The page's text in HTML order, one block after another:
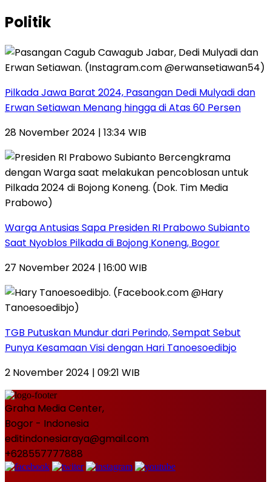
Politik
Pilkada Jawa Barat 2024, Pasangan Dedi Mulyadi dan
Erwan Setiawan Menang hingga di Atas 60 Persen
28 November 2024 | 13:34 WIB
Warga Antusias Sapa Presiden RI Prabowo Subianto
Saat Nyoblos Pilkada di Bojong Koneng, Bogor
27 November 2024 | 16:00 WIB
TGB Putuskan Mundur dari Perindo, Sempat Sebut
Punya Kesamaan Visi dengan Hari Tanoesoedibjo
2 November 2024 | 09:21 WIB
Graha Media Center,
Bogor - Indonesia
editindonesiaraya@gmail.com
+628557777888